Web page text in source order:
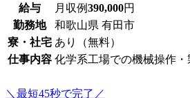
給与 月収例390,000円
勤務地
和歌山県 有田市
寮・社宅 あり（無料）
仕事内容 化学系工場での機械操作
＼最短45秒で完了／